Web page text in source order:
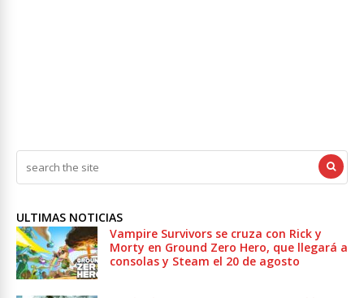
ULTIMAS NOTICIAS
Vampire Survivors se cruza con Rick y
Morty en Ground Zero Hero, que llegará a
consolas y Steam el 20 de agosto